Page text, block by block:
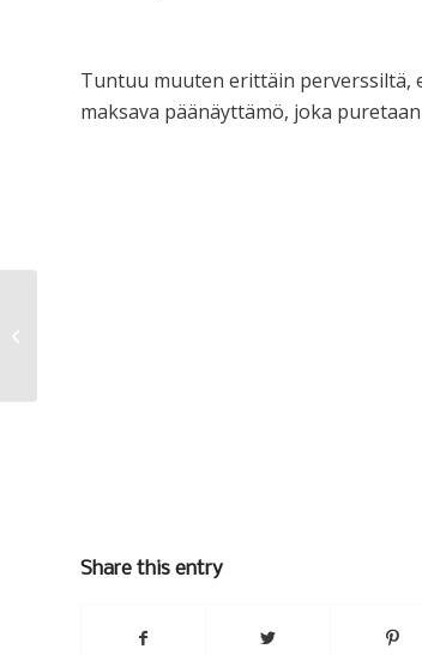
Tuntuu muuten erittäin perverssiltä,
maksava päänäyttämö, joka
Share this entry